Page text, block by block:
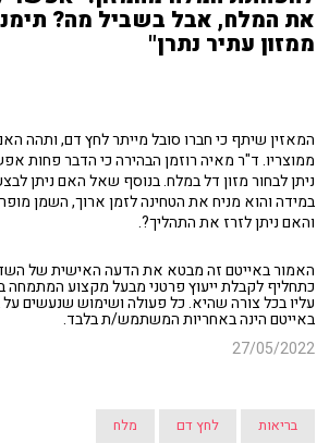
את המלח, אבל בשביל מה?
ממזון עתיר נתרן"
המאזין שיתף כי חברו סובל מייתר לחץ דם, ותהה
ממוצריו. ד"ר מאיה רוזמן הבהירה כי הדבר פחות
ניתן לבחור מזון דל במלח. בנוסף שאל האם ניתן
במידה והוא מניח את הטחינה לזמן ארוך, השמן
והאם ניתן לזרז את התהליך?.
האמור באייטם זה מבטא את הדעה האישית של
כתחליף לקבלת ייעוץ פרטני מבעל מקצוע המתמחה
עליו בכל צורה שהיא. כל פעולה ושימוש שנעשים
באייטם הינה באחריות המשתמש/ת בלבד.
27/05/2022
בריאות לחץ דם מלח